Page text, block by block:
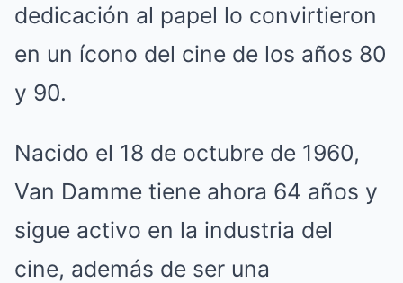
dedicación al papel lo convirtieron
en un ícono del cine de los años 80
y 90.
Nacido el 18 de octubre de 1960,
Van Damme tiene ahora 64 años y
sigue activo en la industria del
cine, además de ser una